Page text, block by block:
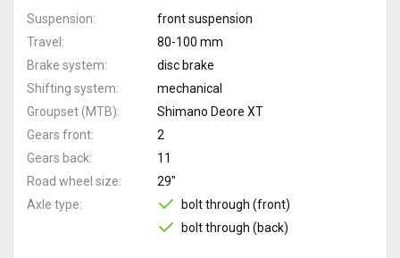
Suspension
front suspension
Travel
80-100 mm
Brake system
disc brake
Shifting system
mechanical
Groupset (MTB)
Shimano Deore XT
Gears front
2
Gears back
11
Road wheel size
29"
Axle type
bolt through (front)
bolt through (back)